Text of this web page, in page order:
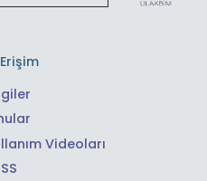
Erişim
Videoları